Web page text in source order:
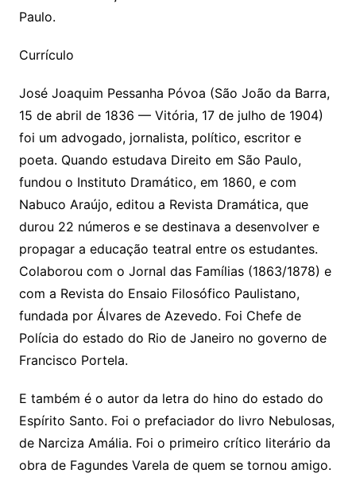
Paulo.
Currículo
José Joaquim Pessanha Póvoa (São João da Barra,
15 de abril de 1836 — Vitória, 17 de julho de 1904)
foi um advogado, jornalista, político, escritor e
poeta. Quando estudava Direito em São Paulo,
fundou o Instituto Dramático, em 1860, e com
Nabuco Araújo, editou a Revista Dramática, que
durou 22 números e se destinava a desenvolver e
propagar a educação teatral entre os estudantes.
Colaborou com o Jornal das Famílias (1863/1878) e
com a Revista do Ensaio Filosófico Paulistano,
fundada por Álvares de Azevedo. Foi Chefe de
Polícia do estado do Rio de Janeiro no governo de
Francisco Portela.
E também é o autor da letra do hino do estado do
Espírito Santo. Foi o prefaciador do livro Nebulosas,
de Narciza Amália. Foi o primeiro crítico literário da
obra de Fagundes Varela de quem se tornou amigo.